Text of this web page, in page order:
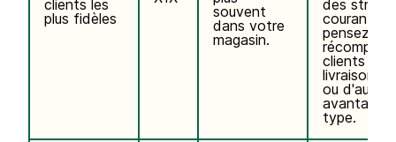
clients les
plus fidèles
souvent
dans votre
magasin.
des
courantes.
pensez à
clients par
livraison
ou d'autres
avantages
type.